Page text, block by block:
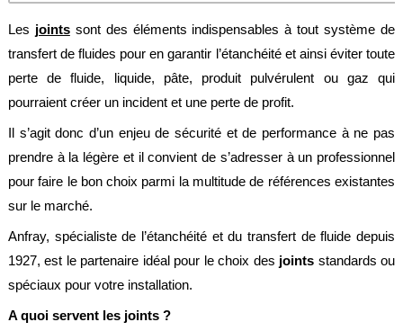
Découpe
de
joint
Spirale
/
Ring
Services
Découpe
d’eau
Soudure
alimentaire
Les jointssont des éléments indispensables à tout système de
transfert de fluides pour en garantir l’étanchéité et ainsi éviter toute
perte de fluide, liquide, pâte, produit pulvérulent ou gaz qui
pourraient créer un incident et une perte de profit.
Il s’agit donc d’un enjeu de sécurité et de performance à ne pas
prendre à la légère et il convient de s’adresser à un professionnel
pour faire le bon choix parmi la multitude de références existantes
sur le marché.
Anfray, spécialiste de l’étanchéité et du transfert de fluide depuis
1927, est le partenaire idéal pour le choix des joints standards ou
spéciaux pour votre installation.
A quoi servent les joints ?